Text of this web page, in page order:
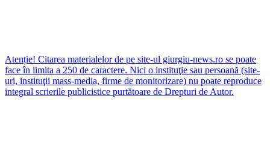
Atenție! Citarea materialelor de pe site-ul giurgiu-news.ro se poate
face în limita a 250 de caractere. Nici o instituţie sau persoană (site-
uri, instituţii mass-media, firme de monitorizare) nu poate reproduce
integral scrierile publicistice purtătoare de Drepturi de Autor.